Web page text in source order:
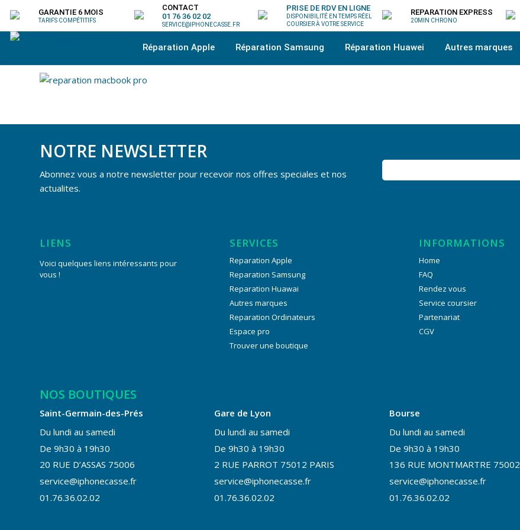
GARANTIE 6 MOIS
TARIFS COMPÉTITIFS
CONTACT
01 76 36 02 02
SERVICE@IPHONECASSE.FR
PRISE DE RDV EN LIGNE
DISPONIBILITÉ EN TEMPS RÉEL
COURSIER À VOTRE SERVICE
REPARATION EXPRESS
20MIN CHRONO
Réparation Apple Réparation Samsung Réparation Huawei Autres marques
NOTRE NEWSLETTER
Abonnez vous a notre newsletter pour recevoir nos offres speciales et nos
actualites.
LIENS
Voici quelques liens intéressants pour
vous !
SERVICES
Reparation Apple
Reparation Samsung
Reparation Huawai
Autres marques
Reparation Ordinateurs
Espace pro
Trouver une boutique
INFORMATIONS
Home
FAQ
Rendez vous
Service coursier
Partenariat
CGV
NOS BOUTIQUES
Saint-Germain-des-Prés
Du lundi au samedi
De 9h30 à 19h30
20 RUE D’ASSAS 75006
service@iphonecasse.fr
01.76.36.02.02
Gare de Lyon
Du lundi au samedi
De 9h30 à 19h30
2 RUE PARROT 75012 PARIS
service@iphonecasse.fr
01.76.36.02.02
Bourse
Du lundi au samedi
De 9h30 à 19h30
136 RUE MONTMARTRE 75002
service@iphonecasse.fr
01.76.36.02.02